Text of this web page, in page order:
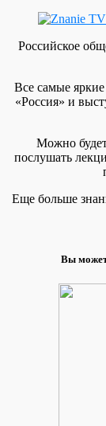
Российское
Все самые
«Россия» и
Можно
послушать
Еще больше
Вы